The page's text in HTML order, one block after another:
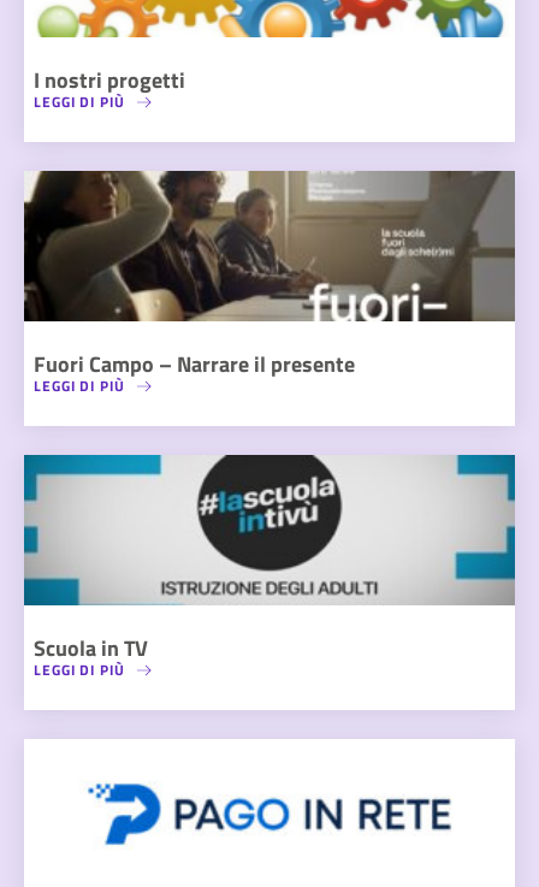
I nostri progetti
LEGGI DI PIÙ
Fuori Campo – Narrare il presente
LEGGI DI PIÙ
Scuola in TV
LEGGI DI PIÙ